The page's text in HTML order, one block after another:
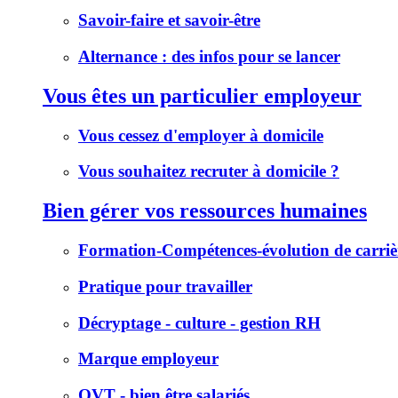
Savoir-faire et savoir-être
Alternance : des infos pour se lancer
Vous êtes un particulier employeur
Vous cessez d'employer à domicile
Vous souhaitez recruter à domicile ?
Bien gérer vos ressources humaines
Formation-Compétences-évolution de
Pratique pour travailler
Décryptage - culture - gestion RH
Marque employeur